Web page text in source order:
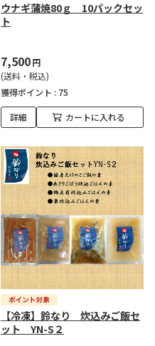
ウナギ蒲焼80ｇ 10パックセッ
ト
7,500円
(送料・税込)
獲得ポイント : 75
詳細 カートに入れる
【冷凍】鈴なり 炊込みご飯セ
ット YN-S２